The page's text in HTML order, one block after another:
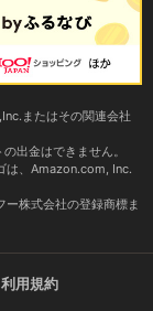
またはその関連会社
出金はできません。
は、Amazon.com, Inc.
株式会社の登録商標ま
利用規約